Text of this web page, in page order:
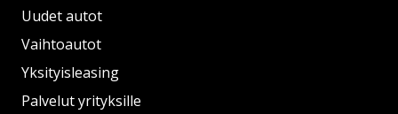
Uudet autot
Vaihtoautot
Yksityisleasing
Palvelut yrityksille